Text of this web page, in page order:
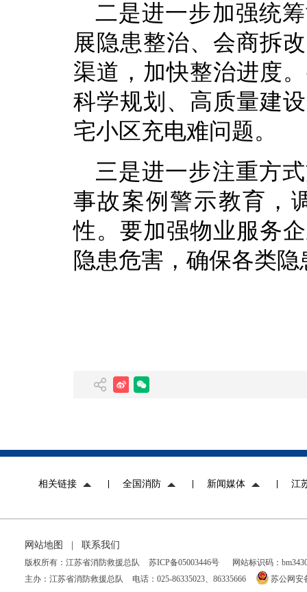
二是进一步加强统
展隐患整治、会商拆
渠道，加快整治进度
科学规划、高质量建
宅小区充电难问题。
三是进一步注重方
事故案例警示教育，
性。要加强物业服务
隐患危害，确保各类
相关链接 全国消防 新闻媒体 江
网站地图 联系我们
版权所有：江苏省消防救援总队 苏ICP备05003446号
网站标识码：
主办：江苏省消防救援总队
电话：025-86335023、86335666 苏公网安